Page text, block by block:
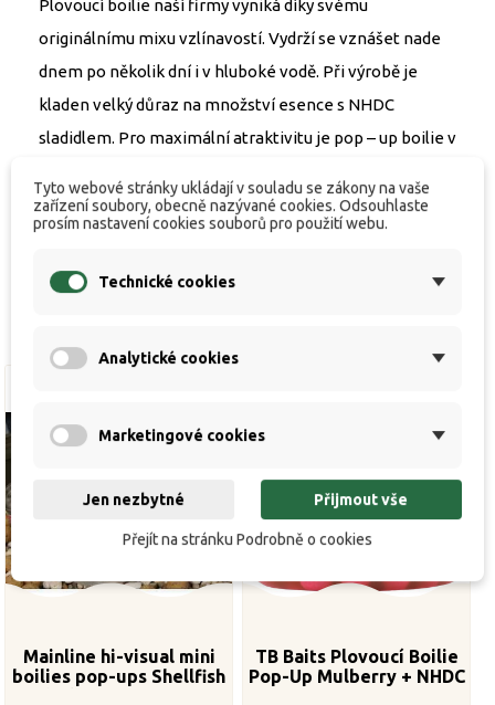
Plovoucí boilie naší firmy vyniká díky svému
originálnímu mixu vzlínavostí. Vydrží se vznášet nade
dnem po několik dní i v hluboké vodě. Při výrobě je
kladen velký důraz na množství esence s NHDC
sladidlem. Pro maximální atraktivitu je pop – up boilie v
ještě intenzivnější a přitažlivější, než kdykoli předtím.
Mainline hi-visual mini
boilies pop-ups Shellfish
TB Baits Plovoucí Boilie
Pop-Up Mulberry + NHDC
Tyto webové stránky ukládají v souladu se zákony na vaše
zařízení soubory, obecně nazývané cookies. Odsouhlaste
prosím nastavení cookies souborů pro použití webu.
Technické cookies
Analytické cookies
Marketingové cookies
Jen nezbytné Přijmout vše
Přejít na stránku Podrobně o cookies